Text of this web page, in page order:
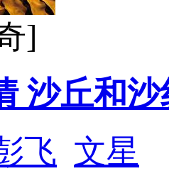
]
沙丘和沙
飞 文星